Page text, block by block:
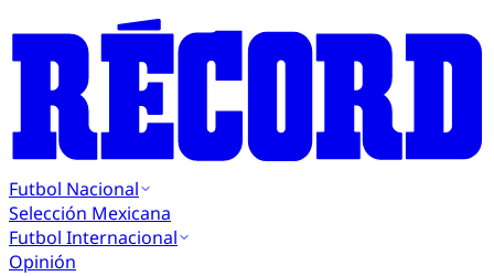
Futbol Nacional
Selección Mexicana
Futbol Internacional
Opinión